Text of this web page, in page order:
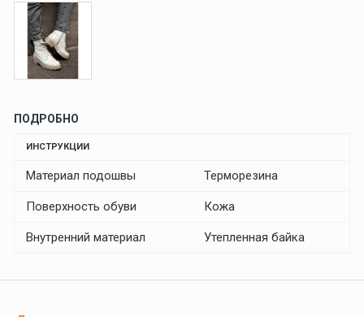
ПОДРОБНО
ИНСТРУКЦИИ
Материал подошвы Терморезина
Поверхность обуви Кожа
Внутренний материал Утепленная байка